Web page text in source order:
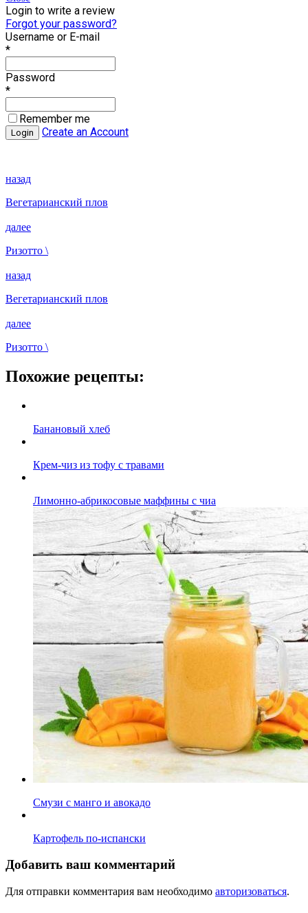
Login to write a review
Forgot your password?
Username or E-mail
*
Password
*
Remember me
Create an Account
назад
Вегетарианский плов
далее
Ризотто \
назад
Вегетарианский плов
далее
Ризотто \
Похожие рецепты:
Банановый хлеб
Крем-чиз из тофу с травами
Лимонно-абрикосовые маффины с чиа
Смузи с манго и авокадо
Картофель по-испански
Добавить ваш комментарий
Для отправки комментария вам необходимо авторизоваться.